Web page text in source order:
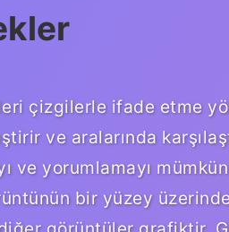
çizgilerle ifade etme
ve aralarında
ve yorumlamayı
bir yüzey